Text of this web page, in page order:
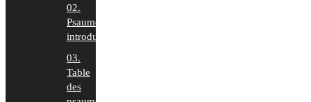
02.
Psaumes
introduction
03.
Table
des